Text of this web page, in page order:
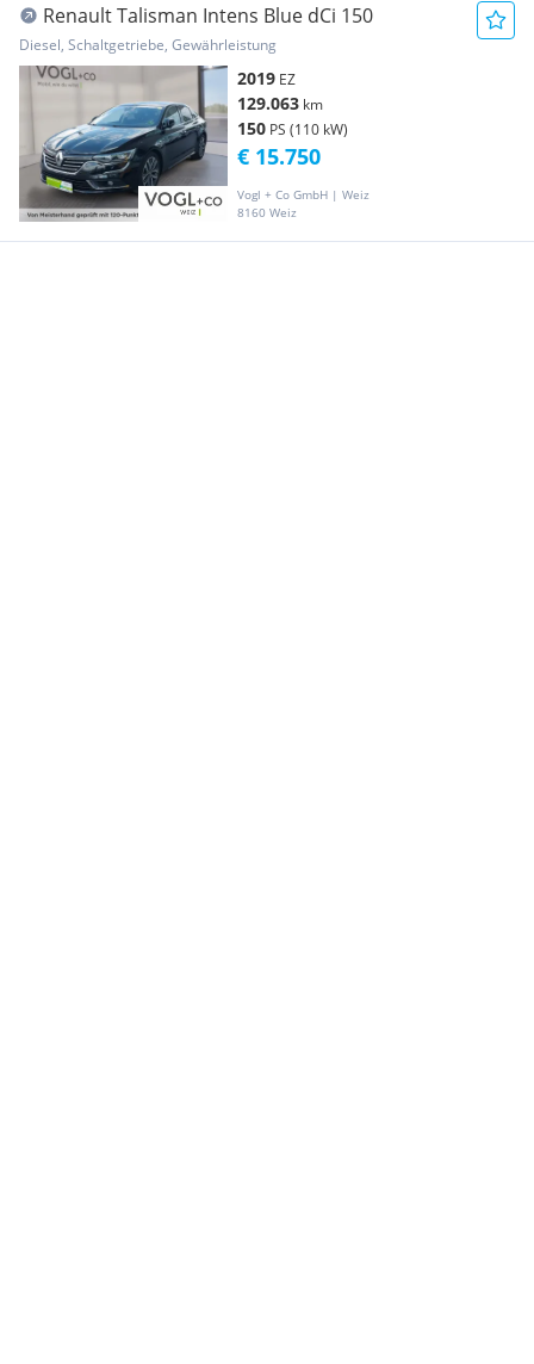
Renault Talisman Intens Blue dCi 150
Diesel, Schaltgetriebe, Gewährleistung
2019 EZ
129.063 km
150 PS (110 kW)
Vogl + Co GmbH | Weiz
8160 Weiz
€ 15.750